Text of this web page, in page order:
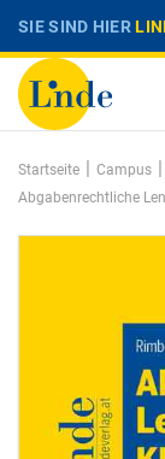
SIE SIND HIER
Startseite | Campus |
Abgabenrechtliche